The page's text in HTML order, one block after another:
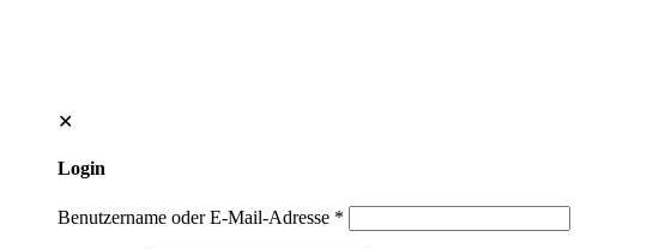
✕
Login
Benutzername oder E-Mail-Adresse *